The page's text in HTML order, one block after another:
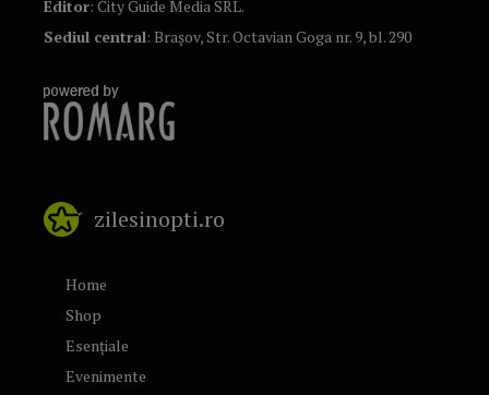
Editor: City Guide Media SRL.
Sediul central: Brașov, Str. Octavian Goga nr. 9, bl. 290
zilesinopti.ro
Home
Shop
Esențiale
Evenimente